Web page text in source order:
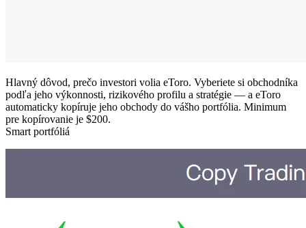
Hlavný dôvod, prečo investori volia eToro. Vyberiete si obchodníka
podľa jeho výkonnosti, rizikového profilu a stratégie — a eToro
automaticky kopíruje jeho obchody do vášho portfólia. Minimum
pre kopírovanie je $200.
Smart portfóliá